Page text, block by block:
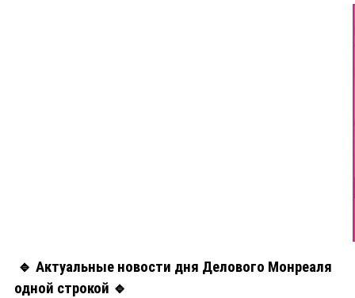
🔹 Актуальные новости дня Делового Монреаля
одной строкой 🔹